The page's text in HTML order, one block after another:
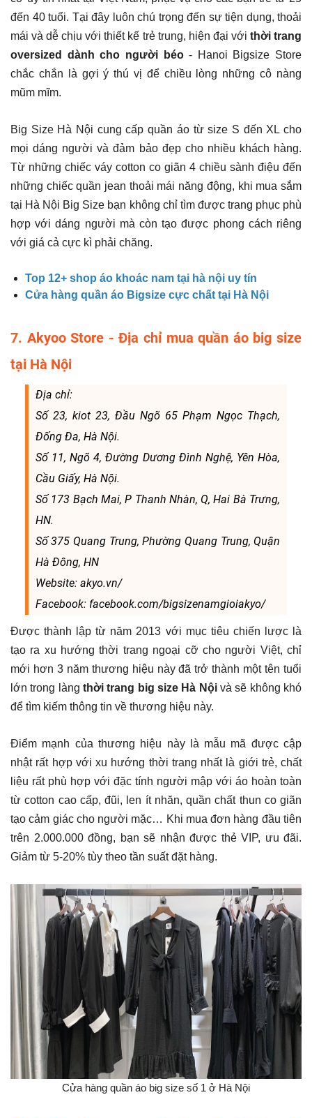
đến 40 tuổi. Tại đây luôn chú trọng đến sự tiện dụng, thoải
mái và dễ chịu với thiết kế trẻ trung, hiện đại với thời trang
oversized dành cho người béo- Hanoi Bigsize Store
chắc chắn là gợi ý thú vị để chiều lòng những cô nàng
mũm mĩm.
Big Size Hà Nội cung cấp quần áo từ size S đến XL cho
mọi dáng người và đảm bảo đẹp cho nhiều khách hàng.
Từ những chiếc váy cotton co giãn 4 chiều sành điệu đến
những chiếc quần jean thoải mái năng động, khi mua sắm
tại Hà Nội Big Size bạn không chỉ tìm được trang phục phù
hợp với dáng người mà còn tạo được phong cách riêng
với giá cả cực kì phải chăng.
Top 12+ shop áo khoác nam tại hà nội uy tín
Cửa hàng quần áo Bigsize cực chất tại Hà Nội
7. Akyoo Store - Địa chỉ mua quần áo big size
tại Hà Nội
Địa chỉ:
Số 23, kiot 23, Đầu Ngõ 65 Phạm Ngọc Thạch,
Đống Đa, Hà Nội.
Số 11, Ngõ 4, Đường Dương Đình Nghệ, Yên Hòa,
Cầu Giấy, Hà Nội.
Số 173 Bạch Mai, P Thanh Nhàn, Q, Hai Bà Trưng,
HN.
Số 375 Quang Trung, Phường Quang Trung, Quận
Hà Đông, HN
Website: akyo.vn/
Facebook: facebook.com/bigsizenamgioiakyo/
Được thành lập từ năm 2013 với mục tiêu chiến lược là
tạo ra xu hướng thời trang ngoại cỡ cho người Việt, chỉ
mới hơn 3 năm thương hiệu này đã trở thành một tên tuổi
lớn trong làng thời trang big size Hà Nộivà sẽ không khó
để tìm kiếm thông tin về thương hiệu này.
Điểm mạnh của thương hiệu này là mẫu mã được cập
nhật rất hợp với xu hướng thời trang nhất là giới trẻ, chất
liệu rất phù hợp với đặc tính người mập với áo hoàn toàn
từ cotton cao cấp, đũi, len ít nhăn, quần chất thun co giãn
tạo cảm giác cho người mặc… Khi mua đơn hàng đầu tiên
trên 2.000.000 đồng, bạn sẽ nhận được thẻ VIP, ưu đãi.
Giảm từ 5-20% ​​tùy theo tần suất đặt hàng.
Cửa hàng quần áo big size số 1 ở Hà Nội